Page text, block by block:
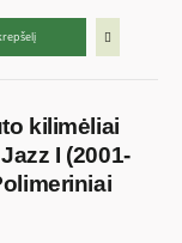
kilimėliai
I (2001-